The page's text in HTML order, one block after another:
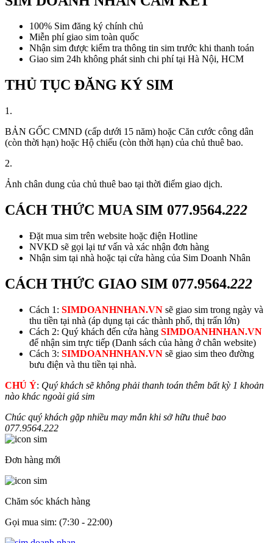
100% Sim đăng ký chính chủ
Miễn phí giao sim toàn quốc
Nhận sim được kiểm tra thông tin sim trước khi thanh toán
Giao sim 24h không phát sinh chi phí tại Hà Nội, HCM
THỦ TỤC ĐĂNG KÝ SIM
1.
BẢN GỐC CMND (cấp dưới 15 năm) hoặc Căn cước công dân
(còn thời hạn) hoặc Hộ chiếu (còn thời hạn) của chủ thuê bao.
2.
Ảnh chân dung của chủ thuê bao tại thời điểm giao dịch.
CÁCH THỨC MUA SIM 077.9564.222
Đặt mua sim trên website hoặc điện Hotline
NVKD sẽ gọi lại tư vấn và xác nhận đơn hàng
Nhận sim tại nhà hoặc tại cửa hàng của Sim Doanh Nhân
CÁCH THỨC GIAO SIM 077.9564.222
Cách 1: SIMDOANHNHAN.VN sẽ giao sim trong ngày và
thu tiền tại nhà (áp dụng tại các thành phố, thị trấn lớn)
Cách 2: Quý khách đến cửa hàng SIMDOANHNHAN.VN
để nhận sim trực tiếp (Danh sách của hàng ở chân website)
Cách 3: SIMDOANHNHAN.VN sẽ giao sim theo đường
bưu điện và thu tiền tại nhà.
CHÚ Ý: Quý khách sẽ không phải thanh toán thêm bất kỳ 1 khoản
nào khác ngoài giá sim
Chúc quý khách gặp nhiều may mắn khi sở hữu thuê bao
077.9564.222
Đơn hàng mới
Chăm sóc khách hàng
Gọi mua sim: (7:30 - 22:00)